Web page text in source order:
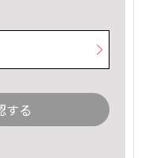
する